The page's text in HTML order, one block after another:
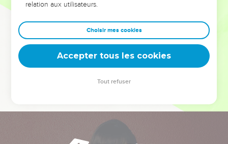
Dans cette conférence, leaders, entrepreneurs, et responsables
clés pour avancer avec plus de sagesse afin que leurs erreurs
deviennent vos tremplins. Que vous guidiez un ministère, une
équipe, un groupe ou une famille, leur expérience est faite
relation aux utilisateurs.
Choisir mes cookies
Accepter tous les cookies
Tout refuser